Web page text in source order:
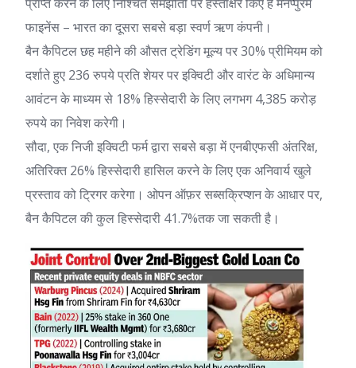
फाइनेंस – भारत का दूसरा सबसे बड़ास्वर्ण ऋण कंपनी ।
बैन कैपिटल छह महीने की औसत ट्रेडिंग मूल्य पर 30% प्रीमियम को
दर्शाते हुए 236 रुपये प्रति शेयर पर इक्विटी और वारंट के अधिमान्य
आवंटन के माध्यम से 18% हिस्सेदारी के लिए लगभग 4,385 करोड़
रुपये का निवेश करेगी।
सौदा, एक निजी इक्विटी फर्म द्वारा सबसे बड़ा मेंएनबीएफसीअंतरिक्ष,
अतिरिक्त 26% हिस्सेदारी हासिल करने के लिए एक अनिवार्य खुले
प्रस्ताव को ट्रिगर करेगा। ओपन ऑफ़र सब्सक्रिप्शन के आधार पर,
बैन कैपिटल की कुल हिस्सेदारी 41.7%तक जा सकती है।